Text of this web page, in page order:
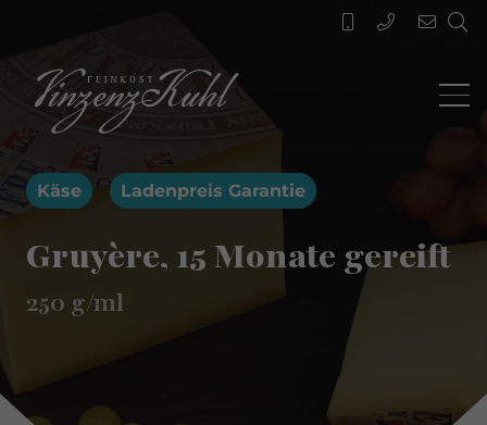
Käse Ladenpreis Garantie
Gruyère, 15 Monate gereift
250 g/ml